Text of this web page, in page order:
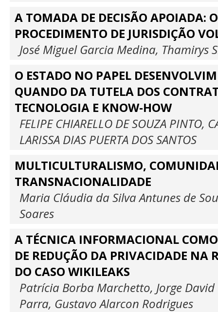
A TOMADA DE DECISÃO APOIADA:
PROCEDIMENTO DE JURISDIÇÃO
José Miguel Garcia Medina, Thamirys
O ESTADO NO PAPEL
QUANDO DA TUTELA DOS
TECNOLOGIA E KNOW-HOW
FELIPE CHIARELLO DE SOUZA PINTO,
LARISSA DIAS PUERTA DOS SANTOS
MULTICULTURALISMO,
TRANSNACIONALIDADE
Maria Cláudia da Silva Antunes de
Soares
A TÉCNICA INFORMACIONAL
DE REDUÇÃO DA PRIVACIDADE NA
DO CASO WIKILEAKS
Patrícia Borba Marchetto, Jorge
Parra, Gustavo Alarcon Rodrigues